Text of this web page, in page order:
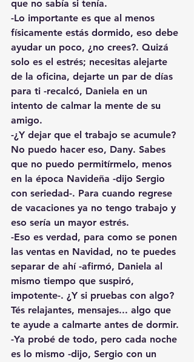
que no sabía si tenía.
-Lo importante es que al menos
físicamente estás dormido, eso debe
ayudar un poco, ¿no crees?. Quizá
solo es el estrés; necesitas alejarte
de la oficina, dejarte un par de días
para ti -recalcó, Daniela en un
intento de calmar la mente de su
amigo.
-¿Y dejar que el trabajo se acumule?
No puedo hacer eso, Dany. Sabes
que no puedo permitírmelo, menos
en la época Navideña -dijo Sergio
con seriedad-. Para cuando regrese
de vacaciones ya no tengo trabajo y
eso sería un mayor estrés.
-Eso es verdad, para como se ponen
las ventas en Navidad, no te puedes
separar de ahí -afirmó, Daniela al
mismo tiempo que suspiró,
impotente-. ¿Y si pruebas con algo?
Tés relajantes, mensajes... algo que
te ayude a calmarte antes de dormir.
-Ya probé de todo, pero cada noche
es lo mismo -dijo, Sergio con un